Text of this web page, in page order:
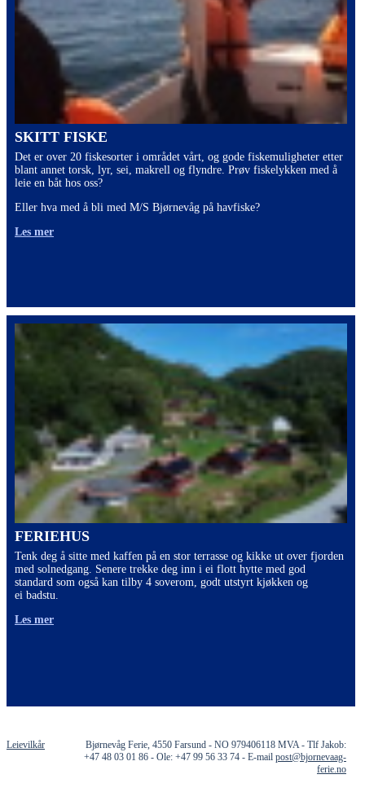
SKITT FISKE
Det er over 20 fiskesorter i området vårt, og gode fiskemuligheter etter
blant annet torsk, lyr, sei, makrell og flyndre. Prøv fiskelykken med å
leie en båt hos oss?
Eller hva med å bli med M/S Bjørnevåg på havfiske?
Les mer
FERIEHUS
Tenk deg å sitte med kaffen på en stor terrasse og kikke ut over fjorden
med solnedgang. Senere trekke deg inn i ei flott hytte med god
standard som også kan tilby 4 soverom, godt utstyrt kjøkken og
ei badstu.
Les mer
Leievilkår
Bjørnevåg Ferie, 4550 Farsund - NO 979406118 MVA - Tlf Jakob:
+47 48 03 01 86 - Ole: +47 99 56 33 74 - E-mail post@bjornevaag-
ferie.no